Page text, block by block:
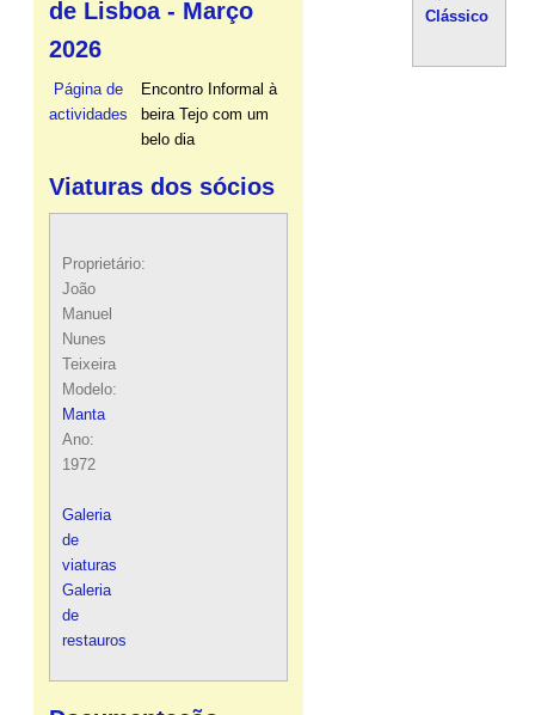
de Lisboa - Março
2026
Página de
actividades
Encontro Informal à
beira Tejo com um
belo dia
Viaturas dos sócios
Proprietário:
João
Manuel
Nunes
Teixeira
Modelo:
Manta
Ano:
1972
Galeria
de
viaturas
Galeria
de
restauros
Clássico